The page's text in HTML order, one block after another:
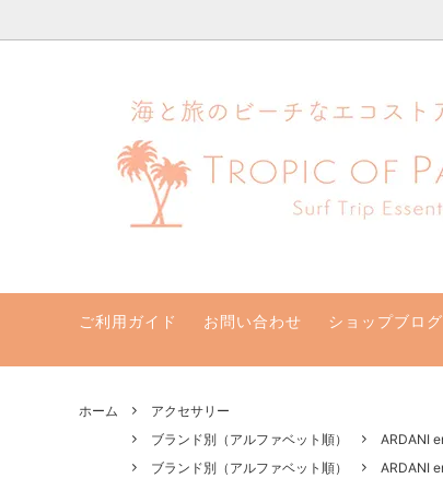
ビキニセット&ワンピース
【一般】水着お取り寄せ
クリアランスセール！最大70％オフ
水着サイズ別
支払い・配送・返品・交換について
ご利用ガイド お問い合わせ ショップブログ
ホーム
アクセサリー
ブランド別（アルファベット順）
ARDANI
ブランド別（アルファベット順）
ARDANI